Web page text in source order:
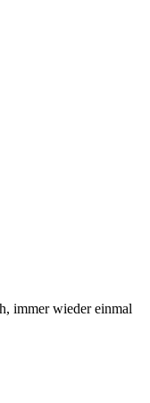
immer wieder einmal